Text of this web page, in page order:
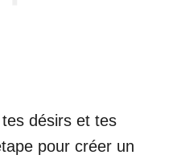
désirs et tes
pour créer un